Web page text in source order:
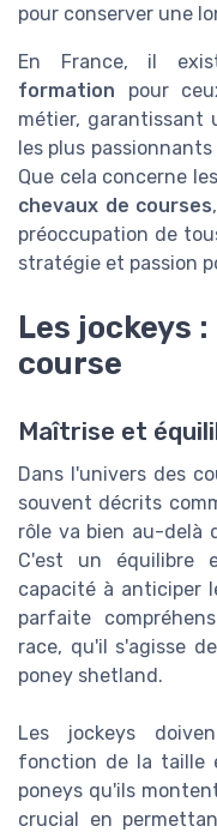
pour conserver une
En France, il
formation pour
métier, garantissant
les plus
Que cela concerne les
chevaux de courses
préoccupation de
stratégie et passion
Les jockeys
course
Maîtrise et
Dans l'univers des
souvent décrits
rôle va bien au-delà
C'est un équilibre
capacité à anticiper
parfaite
race, qu'il s'agisse
poney shetland.
Les jockeys
fonction de la taille
poneys qu'ils
crucial en